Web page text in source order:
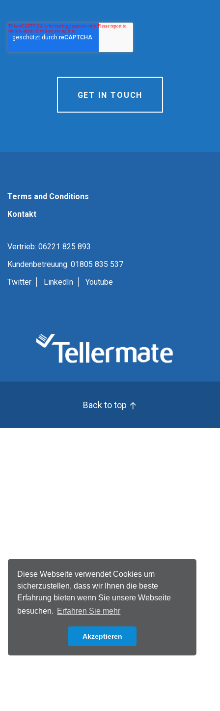
Diese Webseite verwendet Cookies um
sicherzustellen, dass wir Ihnen die beste
Erfahrung bieten wenn Sie unsere Webseite
besuchen. Erfahren Sie mehr
Akzeptieren
Terms and Conditions
Kontakt
Vertrieb: 06221 825 893
Kundenbetreuung: 01805 835 537
Twitter
LinkedIn Youtube
Back to top